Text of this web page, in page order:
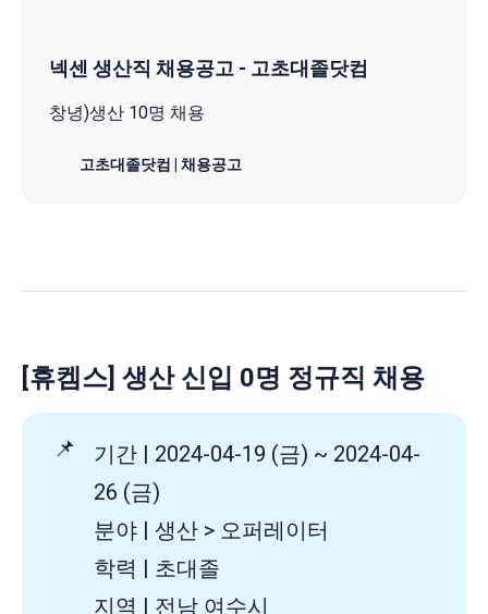
넥센 생산직 채용공고 - 고초대졸닷컴
창녕)생산 10명 채용
고초대졸닷컴 | 채용공고
[휴켐스] 생산 신입 0명 정규직 채용
📌
기간 | 2024-04-19 (금) ~ 2024-04-
26 (금)
분야 | 생산 > 오퍼레이터
학력 | 초대졸
지역 | 전남 여수시